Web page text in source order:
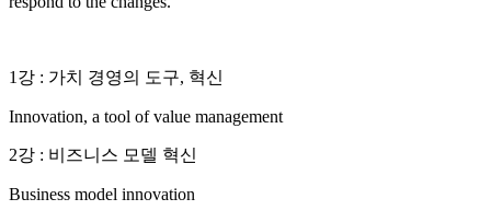
1강 : 가치 경영의 도구, 혁신
Innovation, a tool of value management
2강 : 비즈니스 모델 혁신
Business model innovation